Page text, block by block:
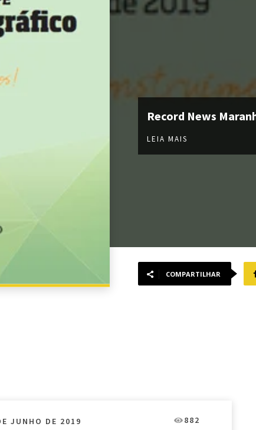
Record News
LEIA MAIS
COMPARTILHAR
JUNHO DE 2019 882